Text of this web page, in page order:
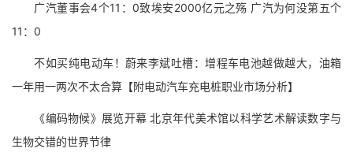
广汽董事会4个11：0致埃安2000亿元之殇 广汽为何没第五个
11：0
不如买纯电动车！蔚来李斌吐槽：增程车电池越做越大，油箱
一年用一两次不太合算【附电动汽车充电桩职业市场分析】
《编码物候》展览开幕 北京年代美术馆以科学艺术解读数字与
生物交错的世界节律